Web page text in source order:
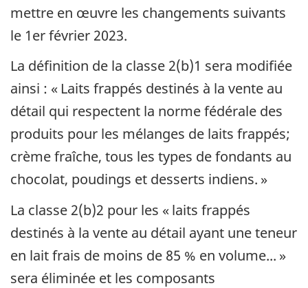
mettre en œuvre les changements suivants
le 1er février 2023.
La définition de la classe 2(b)1 sera modifiée
ainsi : « Laits frappés destinés à la vente au
détail qui respectent la norme fédérale des
produits pour les mélanges de laits frappés;
crème fraîche, tous les types de fondants au
chocolat, poudings et desserts indiens. »
La classe 2(b)2 pour les « laits frappés
destinés à la vente au détail ayant une teneur
en lait frais de moins de 85 % en volume... »
sera éliminée et les composants